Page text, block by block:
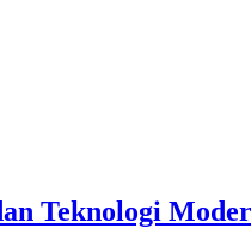
Teknologi